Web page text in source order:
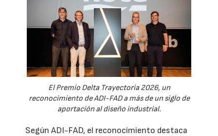
El Premio Delta Trayectoria 2026, un
reconocimiento de ADI-FAD a más de un siglo de
aportación al diseño industrial.
Según ADI-FAD, el reconocimiento destaca